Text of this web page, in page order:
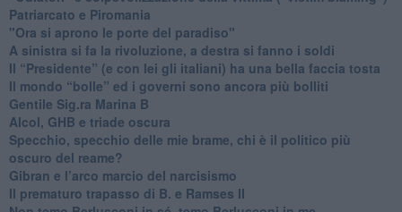
​Patriarcato e Piromania
"Ora si aprono le porte del paradiso"
​A sinistra si fa la rivoluzione, a destra si fanno i soldi
​Il “Presidente” (e con lei gli italiani) ha una bella faccia tosta
​Il mondo “bolle” ed i governi sono ancora più bolliti
​Gentile Sig.ra Marina B
​Alcol, GHB e triade oscura
​Specchio, specchio delle mie brame, chi è il politico più
oscuro del reame?
​Gibran e l’arco marcio del narcisismo
​Il prematuro trapasso di B. e Ramses II